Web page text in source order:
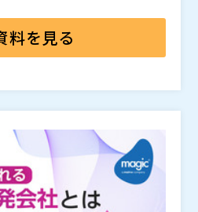
個別最適なシステム導入”では
ータ連携を整理し、情報を活
ステムごとに個別連携が増
テムと既存システムの連携
別連携を積み上げてきた自治
革を進めるほど、連携構造や
い状況が生まれています。
の標準化対応においても、
料を見る